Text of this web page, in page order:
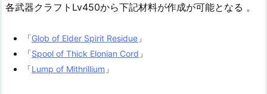
各武器クラフトLv450から下記材料が作成が可能となる 。
「Glob of Elder Spirit Residue 」
「Spool of Thick Elonian Cord 」
「Lump of Mithrillium 」